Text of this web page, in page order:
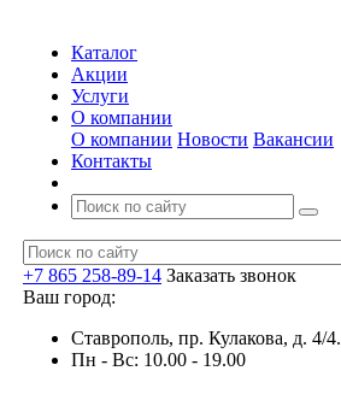
Каталог
Акции
Услуги
О компании
О компании Новости Вакансии
Контакты
+7 865 258-89-14 Заказать звонок
Ваш город:
Ставрополь, пр. Кулакова, д. 4/4.
Пн - Вс: 10.00 - 19.00